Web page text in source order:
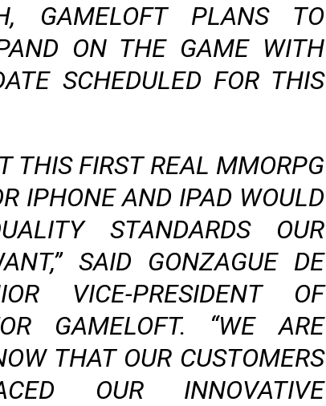
GAMELOFT PLANS TO
ON THE GAME WITH
SCHEDULED FOR THIS
THIS FIRST REAL MMORPG
IPHONE AND IPAD WOULD
STANDARDS OUR
SAID GONZAGUE DE
VICE-PRESIDENT OF
GAMELOFT. “WE ARE
THAT OUR CUSTOMERS
OUR INNOVATIVE